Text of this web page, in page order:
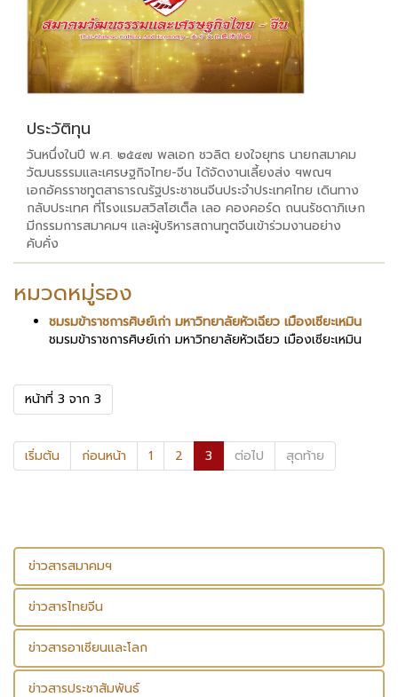
ประวัติทุน
วันหนึ่งในปี พ.ศ. ๒๕๔๗ พลเอก ชวลิต ยงใจยุทธ นายกสมาคม
วัฒนธรรมและเศรษฐกิจไทย-จีน ได้จัดงานเลี้ยงส่ง ฯพณฯ
เอกอัครราชทูตสาธารณรัฐประชาชนจีนประจำประเทศไทย เดินทาง
กลับประเทศ ที่โรงแรมสวิสโฮเต็ล เลอ คองคอร์ด ถนนรัชดาภิเษก
มีกรรมการสมาคมฯ และผู้บริหารสถานทูตจีนเข้าร่วมงานอย่าง
คับคั่ง
หมวดหมู่รอง
ชมรมข้าราชการศิษย์เก่า มหาวิทยาลัยหัวเฉียว เมืองเซียะเหมิน
ชมรมข้าราชการศิษย์เก่า มหาวิทยาลัยหัวเฉียว เมืองเซียะเหมิน
หน้าที่ 3 จาก 3
เริ่มต้น ก่อนหน้า 1 2 3 ต่อไป สุดท้าย
ข่าวสารสมาคมฯ
ข่าวสารไทยจีน
ข่าวสารอาเซียนและโลก
ข่าวสารประชาสัมพันธ์